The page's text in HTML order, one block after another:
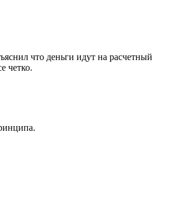
что деньги идут на расчетный
четко.